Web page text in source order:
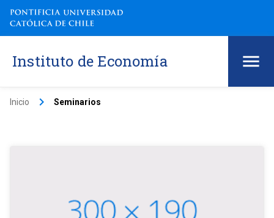
Instituto de Economía
Inicio keyboard_arrow_right Seminarios